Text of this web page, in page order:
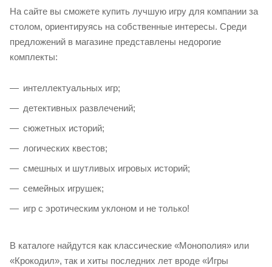
На сайте вы сможете купить лучшую игру для компании за
столом, ориентируясь на собственные интересы. Среди
предложений в магазине представлены недорогие
комплекты:
интеллектуальных игр;
детективных развлечений;
сюжетных историй;
логических квестов;
смешных и шутливых игровых историй;
семейных игрушек;
игр с эротическим уклоном и не только!
В каталоге найдутся как классические «Монополия» или
«Крокодил», так и хиты последних лет вроде «Игры